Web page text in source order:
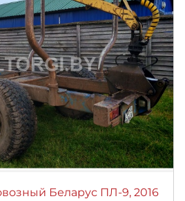
Беларус ПЛ-9, 2016